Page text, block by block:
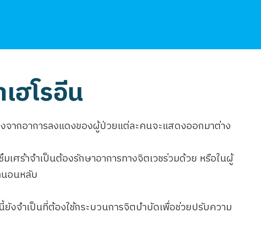
ฮโรอีน
ากอาการลงแดงของผู้ป่วยแต่ละคนจะแสดงออกมาต่าง
ศร้าจำเป็นต้องรักษาอาการทางจิตเวชร่วมด้วย หรือในผู้
อนหลับ
จำเป็นที่ต้องใช้กระบวนการจิตบำบัดเพื่อช่วยปรับความ